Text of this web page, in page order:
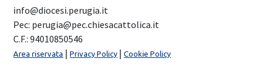
info@diocesi.perugia.it
Pec: perugia@pec.chiesacattolica.it
C.F.: 94010850546
Area riservata |Privacy Policy |Cookie Policy